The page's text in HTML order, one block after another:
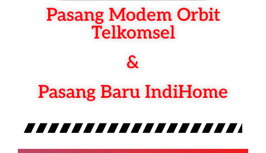
Pasang Modem Orbit
Telkomsel
&
Pasang Baru IndiHome